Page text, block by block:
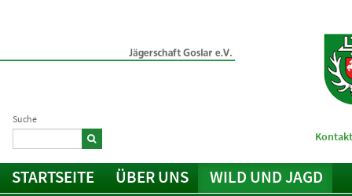
Suche
STARTSEITE ÜBER UNS
WILD UND JAGD